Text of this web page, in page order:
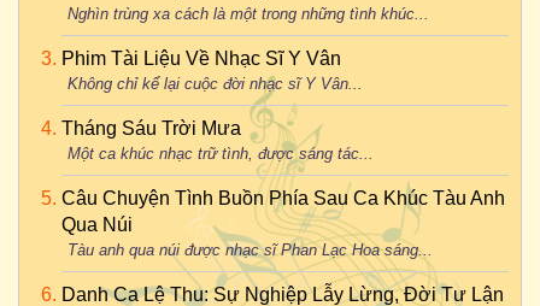
Nghìn trùng xa cách là một trong những tình khúc...
Phim Tài Liệu Về Nhạc Sĩ Y Vân
Không chỉ kể lại cuộc đời nhạc sĩ Y Vân...
Tháng Sáu Trời Mưa
Một ca khúc nhạc trữ tình, được sáng tác...
Câu Chuyện Tình Buồn Phía Sau Ca Khúc Tàu Anh
Qua Núi
Tàu anh qua núi được nhạc sĩ Phan Lạc Hoa sáng...
Danh Ca Lệ Thu: Sự Nghiệp Lẫy Lừng, Đời Tư Lận